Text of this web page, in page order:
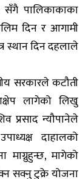
पालिकाकाका
दिन र आगामी
स्थान दिन दहलाले
सरकारले कटौती
लागेको लिखु
प्रसाद न्यौपानेले
दाहालको
माग्नुहुन्छ, मागेको
सक्नु टुक्रे योजना